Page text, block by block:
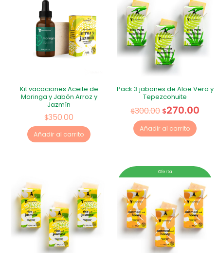
Kit vacaciones Aceite de
Moringa y Jabón Arroz y
Jazmín
$350.00
Añadir al carrito
Pack 3 jabones de Aloe Vera y
Tepezcohuite
$300.00 $270.00
Añadir al carrito
Oferta